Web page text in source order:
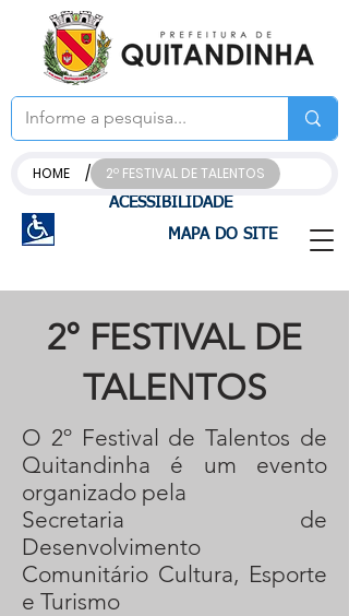
ACESSIBILIDADE
MAPA DO SITE
HOME / 2º FESTIVAL DE TALENTOS
2° FESTIVAL DE
TALENTOS
O 2º Festival de Talentos de
Quitandinha é um evento
organizado pela
Secretaria de
Desenvolvimento
Comunitário Cultura, Esporte
e Turismo